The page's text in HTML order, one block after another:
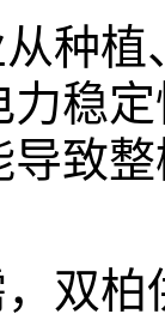
种
稳
导致
双